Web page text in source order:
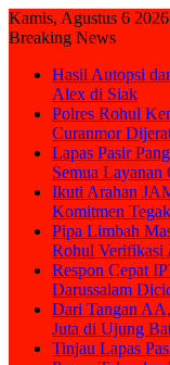
Kamis, Agustus 6 2026
Breaking News
Hasil Autopsi
Alex di Siak
Polres Rohul
Curanmor
Lapas Pasir
Semua Layanan
Ikuti Arahan
Komitmen
Pipa Limbah
Rohul Verifikasi
Respon Cepat
Darussalam
Dari Tangan
Juta di Ujung
Tinjau Lapas